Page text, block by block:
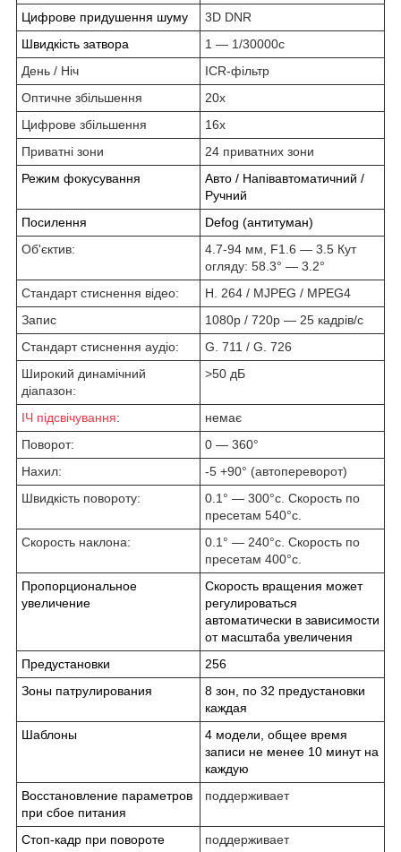
Цифрове придушення шуму
3D DNR
Швидкість затвора
1 ― 1/30000c
День / Ніч
ICR-фільтр
Оптичне збільшення
20х
Цифрове збільшення
16х
Приватні зони
24 приватних зони
Режим фокусування
Авто / Напівавтоматичний /
Ручний
Посилення
Defog (антитуман)
Об'єктив:
4.7-94 мм, F1.6 ― 3.5 Кут
огляду: 58.3° ― 3.2°
Стандарт стиснення відео:
H. 264 / MJPEG / MPEG4
Запис
1080р / 720р ― 25 кадрів/с
Стандарт стиснення аудіо:
G. 711 / G. 726
Широкий динамічний
діапазон:
>50 дБ
ІЧ підсвічування:
немає
Поворот:
0 ― 360°
Нахил:
-5 +90° (автопереворот)
Швидкість повороту:
0.1° ― 300°с. Скорость по
пресетам 540°с.
Скорость наклона:
0.1° ― 240°с. Скорость по
пресетам 400°с.
Пропорциональное
увеличение
Скорость вращения может
регулироваться
автоматически в зависимости
от масштаба увеличения
Предустановки
256
Зоны патрулирования
8 зон, по 32 предустановки
каждая
Шаблоны
4 модели, общее время
записи не менее 10 минут на
каждую
Восстановление параметров
при сбое питания
поддерживает
Стоп-кадр при повороте поддерживает